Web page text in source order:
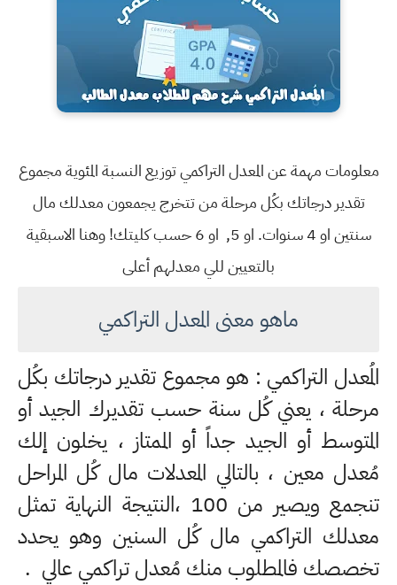
معلومات مهمة عن المعدل التراكمي توزيع النسبة المئوية مجموع
تقدير درجاتك بكُل مرحلة من تتخرج يجمعون معدلك مال
سنتين او 4 سنوات. او 5, او 6 حسب كليتك! وهنا الاسبقية
بالتعيين للي معدلهم أعلى
ماهو معنى المعدل التراكمي
المُعدل التراكمي : هو مجموع تقدير درجاتك بكُل
مرحلة ، يعني كُل سنة حسب تقديرك الجيد أو
المتوسط أو الجيد جداً أو الممتاز ، يخلون إلك
مُعدل معين ، بالتالي المعدلات مال كُل المراحل
تنجمع ويصير من 100 ،النتيجة النهاية تمثل
معدلك التراكمي مال كُل السنين وهو يحدد
تخصصك فالمطلوب منك مُعدل تراكمي عالي .